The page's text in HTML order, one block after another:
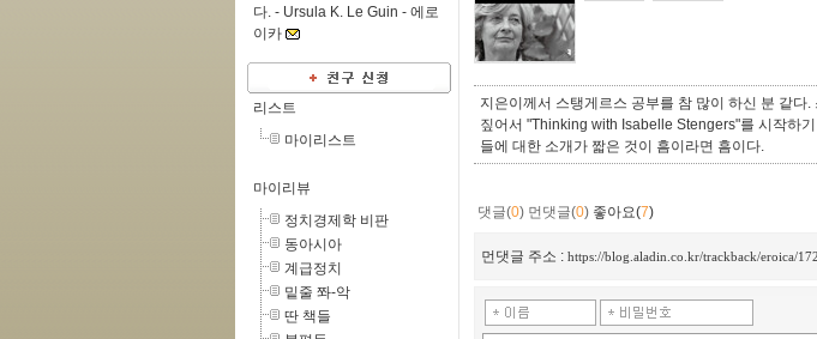
다. - Ursula K. Le Guin - 에로
이카
리스트
마이리스트
마이리뷰
정치경제학 비판
동아시아
계급정치
밑줄 쫘-악
딴 책들
지은이께서 스탱게르스 공부를 참 많이 하신 분 같
짚어서 "Thinking with Isabelle Stengers"를 시작하
들에 대한 소개가 짧은 것이 흠이라면 흠이다.
댓글(0) 먼댓글(0) 좋아요(7)
먼댓글 주소 : https://blog.aladin.co.kr/trackback/eroica/